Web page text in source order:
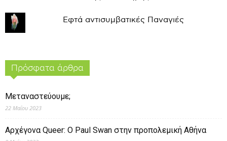
Εφτά αντισυμβατικές Παναγιές
Πρόσφατα άρθρα
Μεταναστεύουμε;
22 Μαΐου 2023
Αρχέγονα Queer: O Paul Swan στην προπολεμική Αθήνα